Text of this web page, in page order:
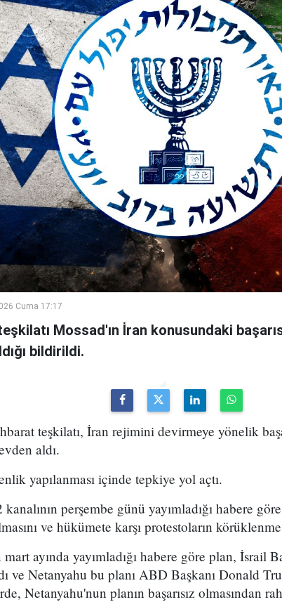
Cuma 17:17
Mossad'ın İran konusundaki
bildirildi.
teşkilatı, İran rejimini devirmeye yönelik
aldı.
yapılanması içinde tepkiye yol açtı.
perşembe günü yayımladığı habere
ve hükümete karşı protestoların
ayında yayımladığı habere göre plan, İsrail
ve Netanyahu bu planı ABD Başkanı Donald
Netanyahu'nun planın başarısız olmasından